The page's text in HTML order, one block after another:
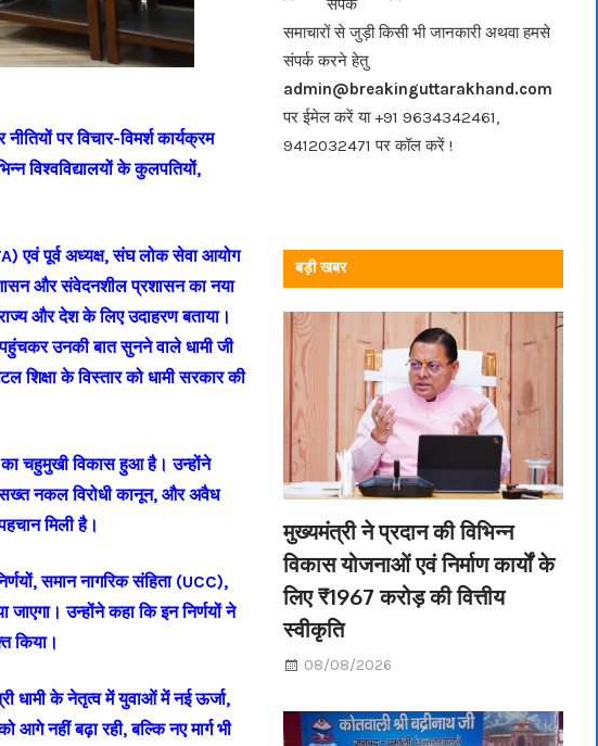
पर विचार-विमर्श कार्यक्रम
विश्वविद्यालयों के कुलपतियों,
एवं पूर्व अध्यक्ष, संघ लोक सेवा आयोग
और संवेदनशील प्रशासन का नया
और देश के लिए उदाहरण बताया।
उनकी बात सुनने वाले धामी जी
शिक्षा के विस्तार को धामी सरकार की
का चहुमुखी विकास हुआ है। उन्होंने
सख्त नकल विरोधी कानून, और अवैध
मिली है।
समान नागरिक संहिता (UCC),
उन्होंने कहा कि इन निर्णयों ने
किया।
धामी के नेतृत्व में युवाओं में नई ऊर्जा,
नहीं बढ़ा रही, बल्कि नए मार्ग भी
o
o
k
संपर्क
समाचारों से जुड़ी किसी भी जानकारी अथवा हमसे
संपर्क करने हेतु
admin@breakinguttarakhand.com
पर ईमेल करें या +91 9634342461,
9412032471 पर कॉल करें !
बड़ी खबर
मुख्यमंत्री ने प्रदान की विभिन्न
विकास योजनाओं एवं निर्माण कार्यों के
लिए ₹1967 करोड़ की वित्तीय
स्वीकृति
08/08/2026